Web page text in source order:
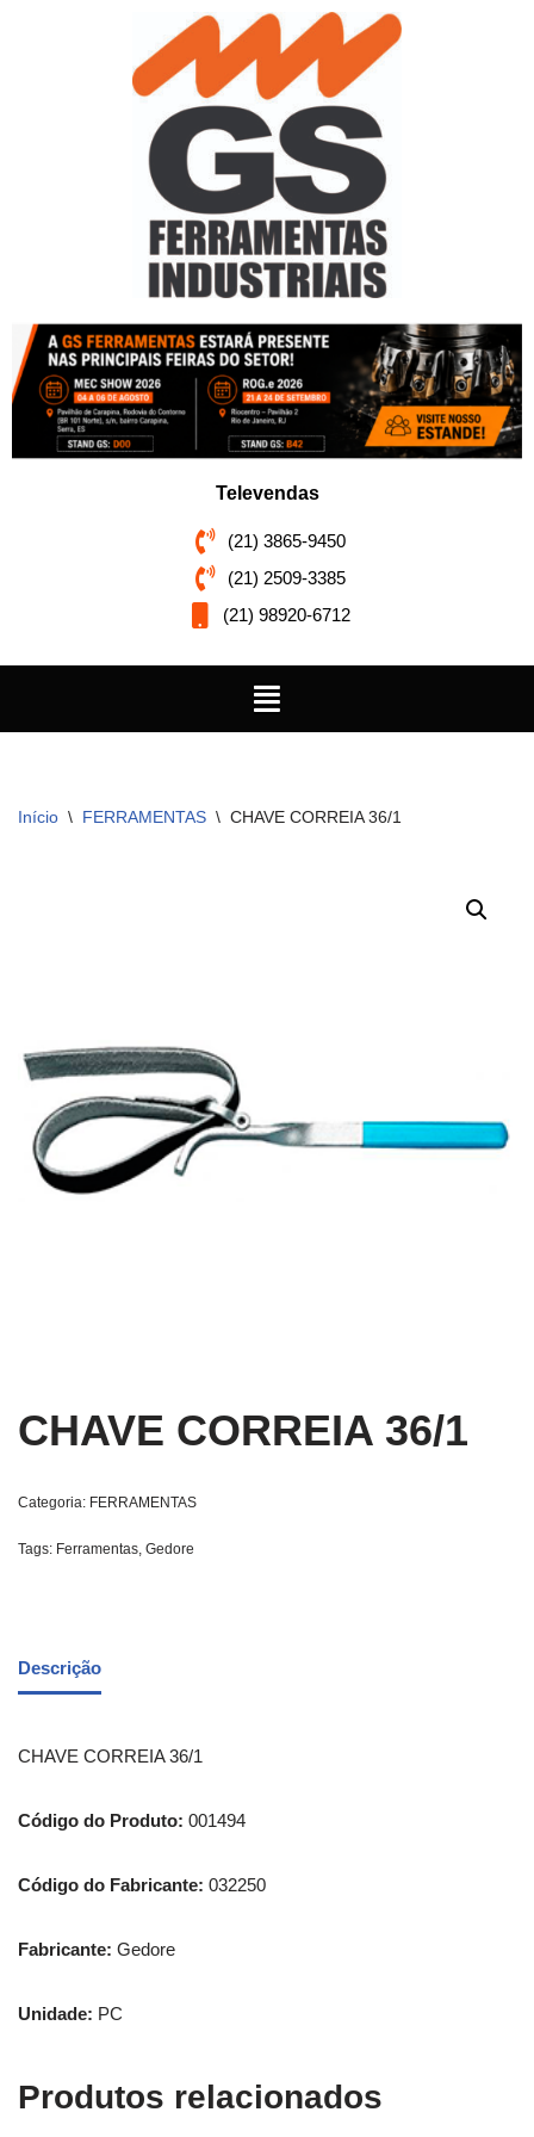
Televendas
(21) 3865-9450
(21) 2509-3385
(21) 98920-6712
Início \ FERRAMENTAS \ CHAVE CORREIA 36/1
CHAVE CORREIA 36/1
Categoria: FERRAMENTAS
Tags: Ferramentas, Gedore
Descrição
CHAVE CORREIA 36/1
Código do Produto: 001494
Código do Fabricante: 032250
Fabricante: Gedore
Unidade: PC
Produtos relacionados